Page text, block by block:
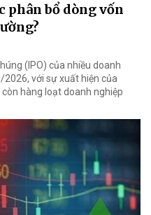
phân bổ dòng vốn
(IPO) của nhiều doanh
với sự xuất hiện của
còn hàng loạt doanh nghiệp